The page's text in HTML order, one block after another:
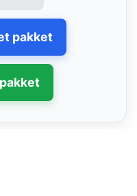
pakket